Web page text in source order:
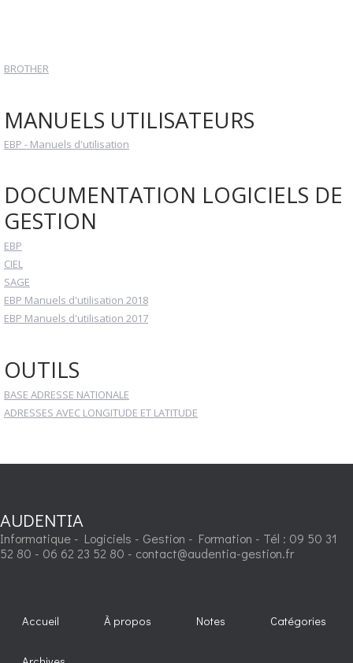
BROTHER
MANUELS UTILISATEURS
EBP - Manuels d'utilisation
DOCUMENTATION LOGICIELS DE
GESTION
EBP
CIEL
SAGE
EBP Manuels d'utilisation 2018
EBP Manuels d'utilisation 2017
OUTILS
BASE ADRESSE NATIONALE
ADRESSES AVEC LONGITUDE ET LATITUDE
AUDENTIA
Informatique - Logiciels - Gestion - Formation - Tél : 09 50 31
52 80 - 06 62 23 52 80 - contact@audentia-gestion.fr
Accueil À propos Notes Catégories